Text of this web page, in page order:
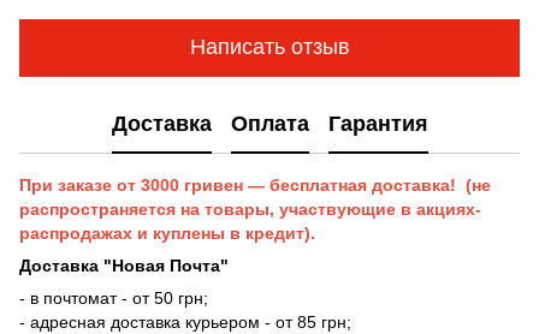
Написать отзыв
Доставка Оплата Гарантия
При заказе от 3000 гривен — бесплатная доставка! (не
распространяется на товары, участвующие в акциях-
распродажах и куплены в кредит).
Доставка "Новая Почта"
- в почтомат - от 50 грн;
- адресная доставка курьером - от 85 грн;